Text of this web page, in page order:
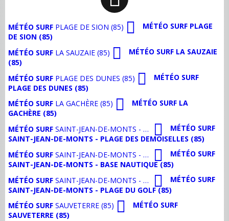
MÉTÉO SURF PLAGE DE SION (85)
MÉTÉO SURF PLAGE
DE SION (85)
MÉTÉO SURF LA SAUZAIE (85)
MÉTÉO SURF LA SAUZAIE
(85)
MÉTÉO SURF PLAGE DES DUNES (85)
MÉTÉO SURF
PLAGE DES DUNES (85)
MÉTÉO SURF LA GACHÈRE (85)
MÉTÉO SURF LA
GACHÈRE (85)
MÉTÉO SURF SAINT-JEAN-DE-MONTS - PLAGE DES DEMOISELLES (85)
MÉTÉO SURF
SAINT-JEAN-DE-MONTS - PLAGE DES DEMOISELLES (85)
MÉTÉO SURF SAINT-JEAN-DE-MONTS - BASE NAUTIQUE (85)
MÉTÉO SURF
SAINT-JEAN-DE-MONTS - BASE NAUTIQUE (85)
MÉTÉO SURF SAINT-JEAN-DE-MONTS - PLAGE DU GOLF (85)
MÉTÉO SURF
SAINT-JEAN-DE-MONTS - PLAGE DU GOLF (85)
MÉTÉO SURF SAUVETERRE (85)
MÉTÉO SURF
SAUVETERRE (85)